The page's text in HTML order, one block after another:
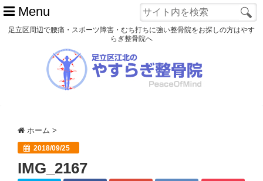
Menu
スポーツ障害
患者様の声
足立区周辺で腰痛・スポーツ障害・むち打ちに強い整骨院をお探しの方はやす
らぎ整骨院へ
ホーム >
2018/09/25
IMG_2167